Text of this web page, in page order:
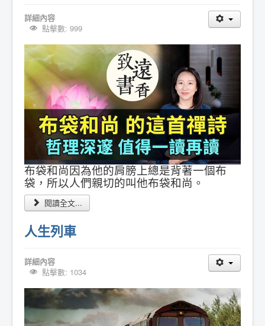
詳細內容
點擊數: 999
布袋和尚因為他的肩膀上總是背著一個布
袋，所以人們親切的叫他布袋和尚。
閱讀全文...
人生列車
詳細內容
點擊數: 1034